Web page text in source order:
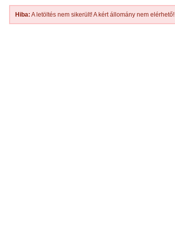
Hiba: A letöltés nem sikerült! A kért állomány nem elérhető!